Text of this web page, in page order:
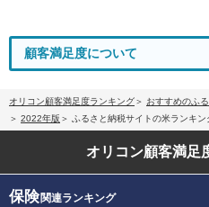
顧客満足度について
オリコン顧客満足度ランキング
おすすめのふ
2022年版
ふるさと納税サイトの米ランキン
オリコン顧客満足
保険関連ランキング